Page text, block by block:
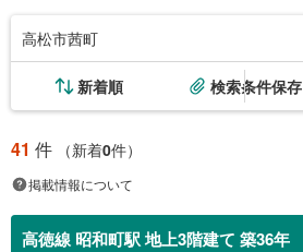
高松市茜町
新着順 検索条件保存
41 件 （新着0件）
掲載情報について
高徳線 昭和町駅 地上3階建て 築36年